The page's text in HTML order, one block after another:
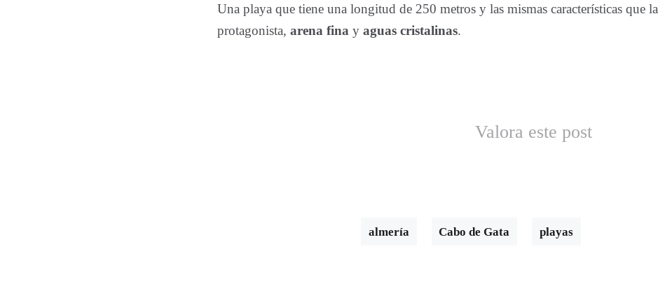
Una playa que tiene una longitud de 250 metros y las mismas características que la
protagonista,arena fina yaguas cristalinas.
Valora este post
almería Cabo de Gata playas